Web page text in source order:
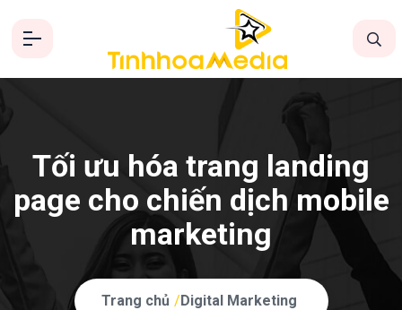
Tối ưu hóa trang landing
page cho chiến dịch mobile
marketing
Trang chủ /Digital Marketing